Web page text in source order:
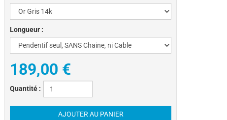
Longueur :
189,00 €
Quantité :